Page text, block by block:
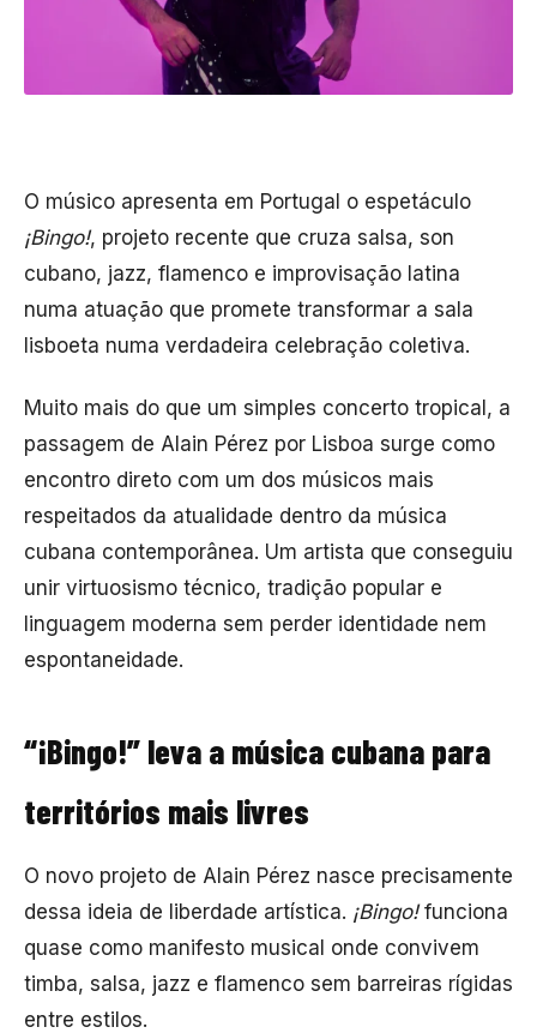
O músico apresenta em Portugal o espetáculo
¡Bingo!, projeto recente que cruza salsa, son
cubano, jazz, flamenco e improvisação latina
numa atuação que promete transformar a sala
lisboeta numa verdadeira celebração coletiva.
Muito mais do que um simples concerto tropical, a
passagem de Alain Pérez por Lisboa surge como
encontro direto com um dos músicos mais
respeitados da atualidade dentro da música
cubana contemporânea. Um artista que conseguiu
unir virtuosismo técnico, tradição popular e
linguagem moderna sem perder identidade nem
espontaneidade.
“¡Bingo!” leva a música cubana para
territórios mais livres
O novo projeto de Alain Pérez nasce precisamente
dessa ideia de liberdade artística. ¡Bingo!funciona
quase como manifesto musical onde convivem
timba, salsa, jazz e flamenco sem barreiras rígidas
entre estilos.